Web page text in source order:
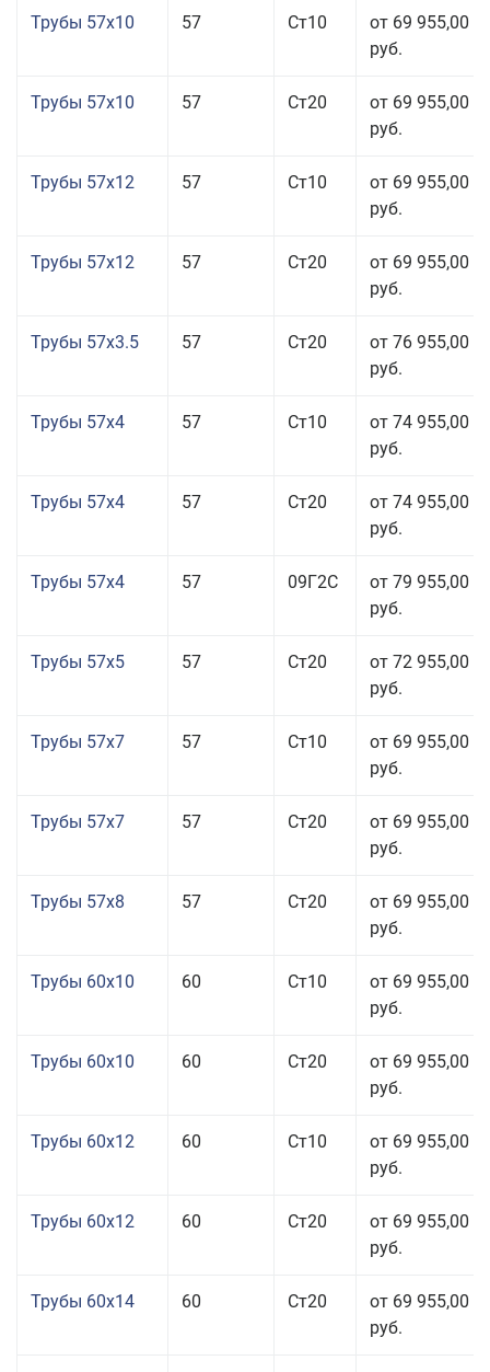
Трубы 57x10 57 Ст10
от 69 955,00
руб.
Трубы 57x10 57 Ст20
от 69 955,00
руб.
Трубы 57x12 57 Ст10
от 69 955,00
руб.
Трубы 57x12 57 Ст20
от 69 955,00
руб.
Трубы 57x3.5 57 Ст20
от 76 955,00
руб.
Трубы 57x4 57 Ст10
от 74 955,00
руб.
Трубы 57x4 57 Ст20
от 74 955,00
руб.
Трубы 57x4 57 09Г2С
от 79 955,00
руб.
Трубы 57x5 57 Ст20
от 72 955,00
руб.
Трубы 57x7 57 Ст10
от 69 955,00
руб.
Трубы 57x7 57 Ст20
от 69 955,00
руб.
Трубы 57x8 57 Ст20
от 69 955,00
руб.
Трубы 60x10 60 Ст10
от 69 955,00
руб.
Трубы 60x10 60 Ст20
от 69 955,00
руб.
Трубы 60x12 60 Ст10
от 69 955,00
руб.
Трубы 60x12 60 Ст20
от 69 955,00
руб.
Трубы 60x14 60 Ст20
от 69 955,00
руб.